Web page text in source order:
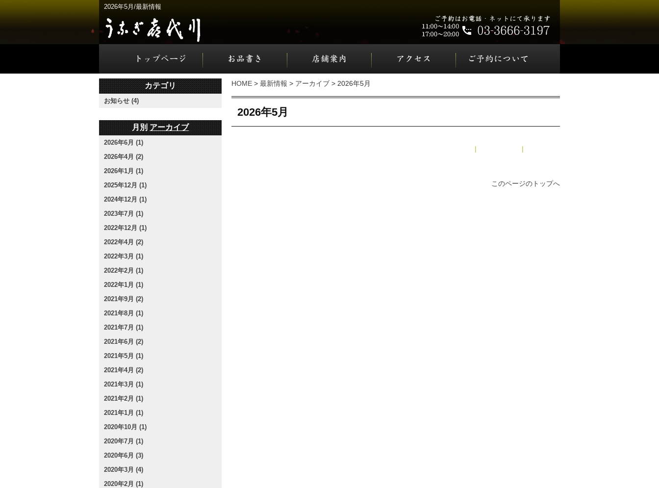
2026年5月/最新情報
HOME > 最新情報 > アーカイブ > 2026年5月
2026年5月
| |
このページのトップへ
カテゴリ
お知らせ (4)
月別アーカイブ
2026年6月 (1)
2026年4月 (2)
2026年1月 (1)
2025年12月 (1)
2024年12月 (1)
2023年7月 (1)
2022年12月 (1)
2022年4月 (2)
2022年3月 (1)
2022年2月 (1)
2022年1月 (1)
2021年9月 (2)
2021年8月 (1)
2021年7月 (1)
2021年6月 (2)
2021年5月 (1)
2021年4月 (2)
2021年3月 (1)
2021年2月 (1)
2021年1月 (1)
2020年10月 (1)
2020年7月 (1)
2020年6月 (3)
2020年3月 (4)
2020年2月 (1)